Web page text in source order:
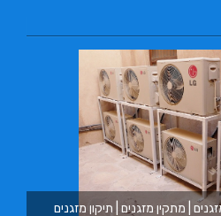
| מתקין מזגנים | תיקון מזגנים